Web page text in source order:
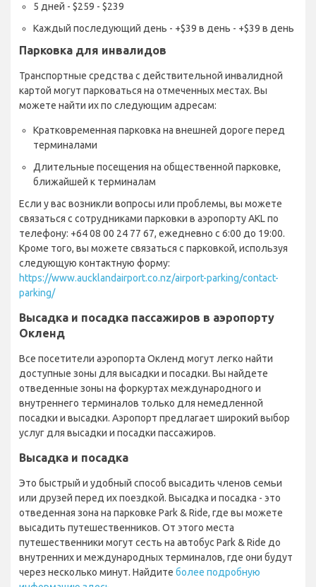
5 дней - $259 - $239
Каждый последующий день - +$39 в день - +$39 в день
Парковка для инвалидов
Транспортные средства с действительной инвалидной
картой могут парковаться на отмеченных местах. Вы
можете найти их по следующим адресам:
Кратковременная парковка на внешней дороге перед
терминалами
Длительные посещения на общественной парковке,
ближайшей к терминалам
Если у вас возникли вопросы или проблемы, вы можете
связаться с сотрудниками парковки в аэропорту AKL по
телефону: +64 08 00 24 77 67, ежедневно с 6:00 до 19:00.
Кроме того, вы можете связаться с парковкой, используя
следующую контактную форму:
https://www.aucklandairport.co.nz/airport-parking/contact-
parking/
Высадка и посадка пассажиров в аэропорту
Окленд
Все посетители аэропорта Окленд могут легко найти
доступные зоны для высадки и посадки. Вы найдете
отведенные зоны на форкуртах международного и
внутреннего терминалов только для немедленной
посадки и высадки. Аэропорт предлагает широкий выбор
услуг для высадки и посадки пассажиров.
Высадка и посадка
Это быстрый и удобный способ высадить членов семьи
или друзей перед их поездкой. Высадка и посадка - это
отведенная зона на парковке Park & Ride, где вы можете
высадить путешественников. От этого места
путешественники могут сесть на автобус Park & Ride до
внутренних и международных терминалов, где они будут
через несколько минут. Найдите более подробную